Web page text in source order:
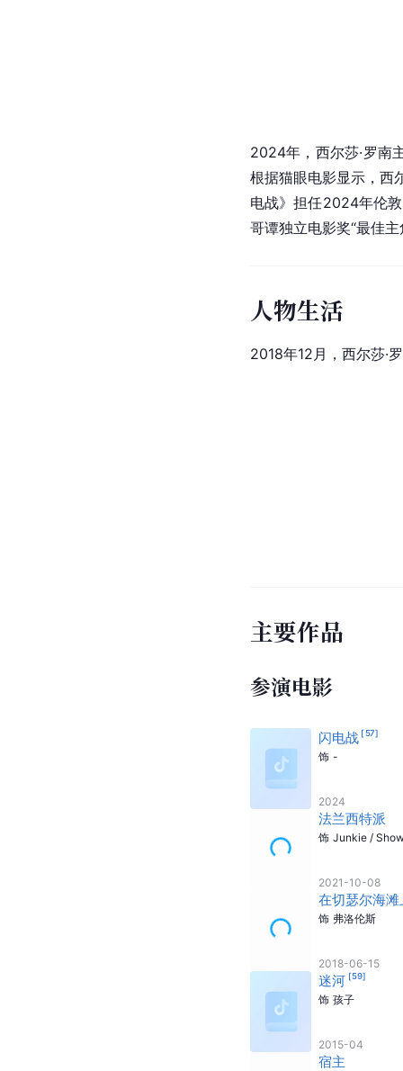
2024年，西尔莎·罗南
根据猫眼电影显示，西
电战》担任2024年伦
哥谭独立电影奖“最佳
人物生活
2018年12月，西尔莎·
主要作品
参演电影
闪电战 [57]
饰 -
2024
法兰西特派
饰 Junkie /
2021-10-08
在切瑟尔海滩
饰 弗洛伦斯
2018-06-15
迷河 [59]
饰 孩子
2015-04
宿主